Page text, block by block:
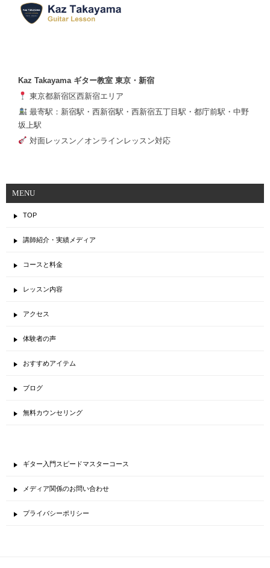
Kaz Takayama ギター教室 東京・新宿
東京都新宿区西新宿エリア
最寄駅：新宿駅・西新宿駅・西新宿五丁目駅・都庁前駅・中野
坂上駅
対面レッスン／オンラインレッスン対応
MENU
TOP
講師紹介・実績メディア
コースと料金
レッスン内容
アクセス
体験者の声
おすすめアイテム
ブログ
無料カウンセリング
ギター入門スピードマスターコース
メディア関係のお問い合わせ
プライバシーポリシー